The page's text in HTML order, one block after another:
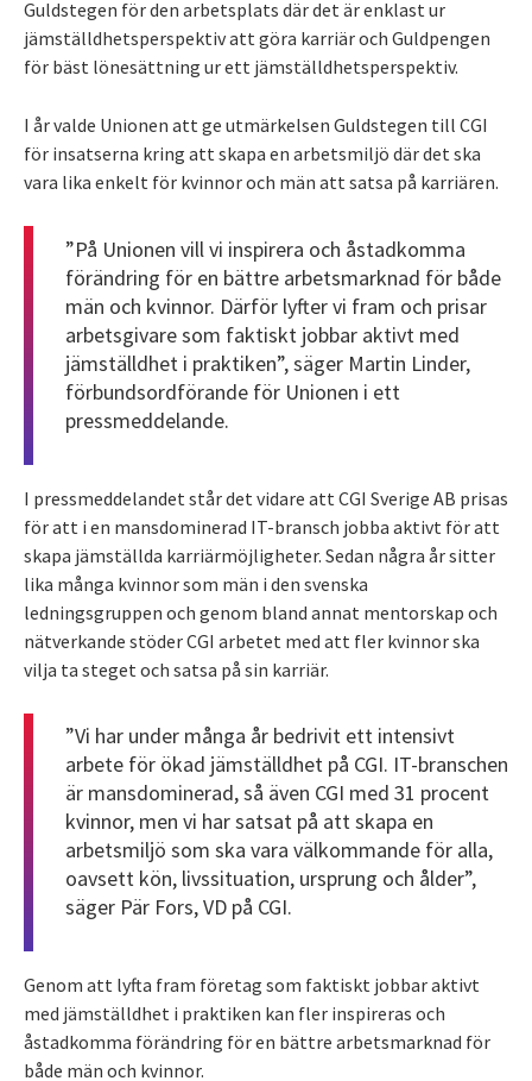
Guldstegen för den arbetsplats där det är enklast ur
jämställdhetsperspektiv att göra karriär och Guldpengen
för bäst lönesättning ur ett jämställdhetsperspektiv.
I år valde Unionen att ge utmärkelsen Guldstegen till CGI
för insatserna kring att skapa en arbetsmiljö där det ska
vara lika enkelt för kvinnor och män att satsa på karriären.
”På Unionen vill vi inspirera och åstadkomma
förändring för en bättre arbetsmarknad för både
män och kvinnor. Därför lyfter vi fram och prisar
arbetsgivare som faktiskt jobbar aktivt med
jämställdhet i praktiken”, säger Martin Linder,
förbundsordförande för Unionen i ett
pressmeddelande.
I pressmeddelandet står det vidare att CGI Sverige AB prisas
för att i en mansdominerad IT-bransch jobba aktivt för att
skapa jämställda karriärmöjligheter. Sedan några år sitter
lika många kvinnor som män i den svenska
ledningsgruppen och genom bland annat mentorskap och
nätverkande stöder CGI arbetet med att fler kvinnor ska
vilja ta steget och satsa på sin karriär.
”Vi har under många år bedrivit ett intensivt
arbete för ökad jämställdhet på CGI. IT-branschen
är mansdominerad, så även CGI med 31 procent
kvinnor, men vi har satsat på att skapa en
arbetsmiljö som ska vara välkommande för alla,
oavsett kön, livssituation, ursprung och ålder”,
säger Pär Fors, VD på CGI.
Genom att lyfta fram företag som faktiskt jobbar aktivt
med jämställdhet i praktiken kan fler inspireras och
åstadkomma förändring för en bättre arbetsmarknad för
både män och kvinnor.